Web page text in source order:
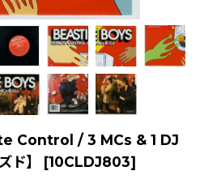
Control / 3 MCs & 1 DJ
ド】
[10CLDJ803]